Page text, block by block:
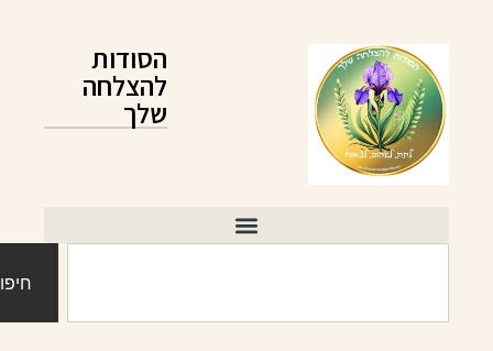
הסודות
להצלחה
שלך
חיפוש